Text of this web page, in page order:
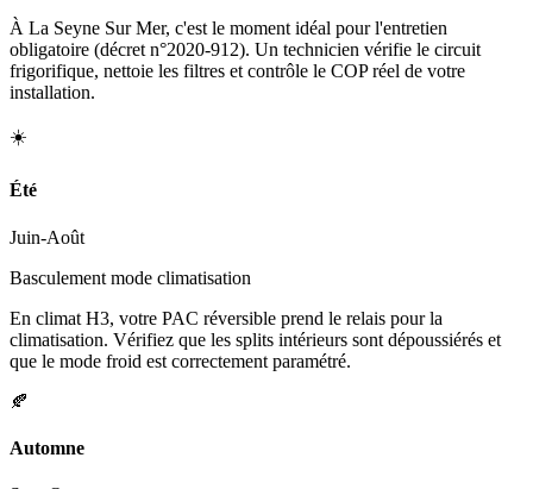
À La Seyne Sur Mer, c'est le moment idéal pour l'entretien
obligatoire (décret n°2020-912). Un technicien vérifie le circuit
frigorifique, nettoie les filtres et contrôle le COP réel de votre
installation.
☀️
Été
Juin-Août
Basculement mode climatisation
En climat H3, votre PAC réversible prend le relais pour la
climatisation. Vérifiez que les splits intérieurs sont dépoussiérés et
que le mode froid est correctement paramétré.
🍂
Automne